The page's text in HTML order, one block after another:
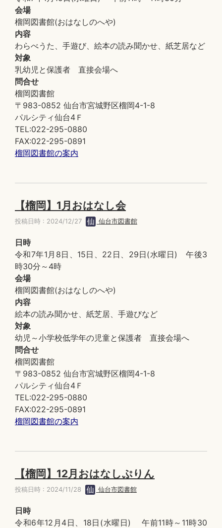
会場
榴岡図書館(おはなしのへや)
内容
わらべうた、手遊び、絵本の読み聞かせ、紙芝居など
対象
乳幼児と保護者 直接会場へ
問合せ
榴岡図書館
〒983-0852 仙台市宮城野区榴岡4-1-8
パルシティ仙台4Ｆ
TEL:022-295-0880
FAX:022-295-0891
榴岡図書館の案内
【榴岡】1月おはなし会
投稿日時 : 2024/12/27 仙台市図書館
日時
令和7年1月8日、15日、22日、29日(水曜日) 午後3
時30分～4時
会場
榴岡図書館(おはなしのへや)
内容
絵本の読み聞かせ、紙芝居、手遊びなど
対象
幼児～小学校低学年の児童と保護者 直接会場へ
問合せ
榴岡図書館
〒983-0852 仙台市宮城野区榴岡4-1-8
パルシティ仙台4Ｆ
TEL:022-295-0880
FAX:022-295-0891
榴岡図書館の案内
【榴岡】12月おはなしぷりん
投稿日時 : 2024/11/28 仙台市図書館
日時
令和6年12月4日、18日(水曜日) 午前11時～11時30